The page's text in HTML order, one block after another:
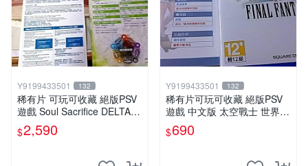
Y9199433501 132
稀有片 可玩可收藏 絕版PSV
遊戲 Soul Sacrifice DELTA
闇魂獻祭 靈魂祭品 中文版
$2,590
Y9199433501 132
稀有片可玩可收藏 絕版PSV
遊戲 中文版 太空戰士 世界
中文版
$690